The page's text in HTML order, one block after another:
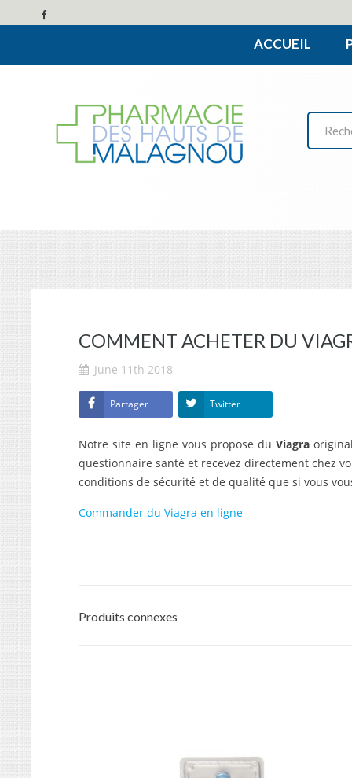
ACCUEIL
COMMENT ACHETER DU
June 11th 2018
Partager Twitter
Notre site en ligne vous propose du Viagraoriginal
questionnaire santé et recevez directement chez
conditions de sécurité et de qualité que si vous
Commander du Viagra en ligne
Produits connexes